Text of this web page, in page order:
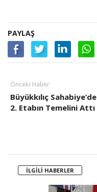
PAYLAŞ
Önceki Haber
Büyükkılıç Sahabiye’de
2. Etabın Temelini Attı
İLGİLİ HABERLER